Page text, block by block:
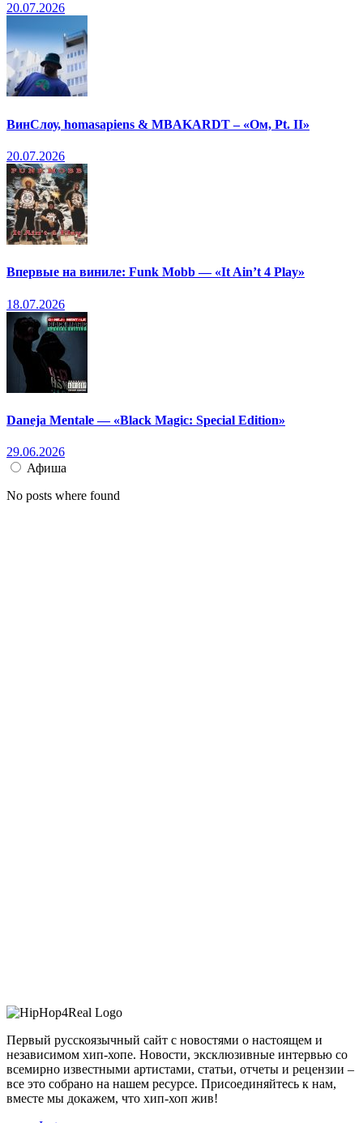
20.07.2026
ВинСлоу, homasapiens & MBAKARDT – «Ом, Pt. II»
20.07.2026
Впервые на виниле: Funk Mobb — «It Ain’t 4 Play»
18.07.2026
Daneja Mentale — «Black Magic: Special Edition»
29.06.2026
Афиша
No posts where found
Первый русскоязычный сайт с новостями о настоящем и
независимом хип-хопе. Новости, эксклюзивные интервью со
всемирно известными артистами, статьи, отчеты и рецензии –
все это собрано на нашем ресурсе. Присоединяйтесь к нам,
вместе мы докажем, что хип-хоп жив!